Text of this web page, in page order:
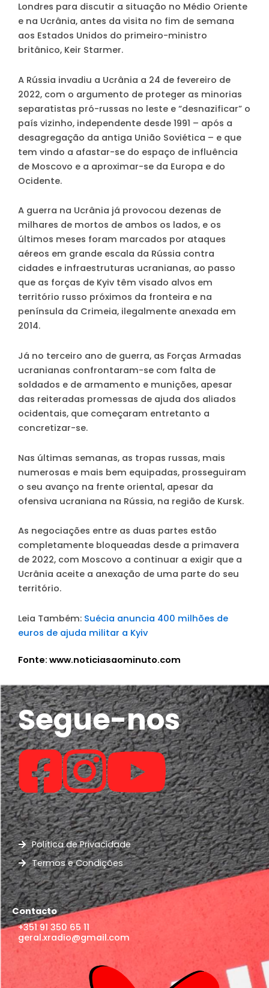
Londres para discutir a situação no Médio Oriente
e na Ucrânia, antes da visita no fim de semana
aos Estados Unidos do primeiro-ministro
britânico, Keir Starmer.
A Rússia invadiu a Ucrânia a 24 de fevereiro de
2022, com o argumento de proteger as minorias
separatistas pró-russas no leste e “desnazificar” o
país vizinho, independente desde 1991 – após a
desagregação da antiga União Soviética – e que
tem vindo a afastar-se do espaço de influência
de Moscovo e a aproximar-se da Europa e do
Ocidente.
A guerra na Ucrânia já provocou dezenas de
milhares de mortos de ambos os lados, e os
últimos meses foram marcados por ataques
aéreos em grande escala da Rússia contra
cidades e infraestruturas ucranianas, ao passo
que as forças de Kyiv têm visado alvos em
território russo próximos da fronteira e na
península da Crimeia, ilegalmente anexada em
2014.
Já no terceiro ano de guerra, as Forças Armadas
ucranianas confrontaram-se com falta de
soldados e de armamento e munições, apesar
das reiteradas promessas de ajuda dos aliados
ocidentais, que começaram entretanto a
concretizar-se.
Nas últimas semanas, as tropas russas, mais
numerosas e mais bem equipadas, prosseguiram
o seu avanço na frente oriental, apesar da
ofensiva ucraniana na Rússia, na região de Kursk.
As negociações entre as duas partes estão
completamente bloqueadas desde a primavera
de 2022, com Moscovo a continuar a exigir que a
Ucrânia aceite a anexação de uma parte do seu
território.
Leia Também: Suécia anuncia 400 milhões de
euros de ajuda militar a Kyiv
Fonte: www.noticiasaominuto.com
Segue-nos
Política de Privacidade
Termos e Condições
Contacto
+351 91 350 65 11
geral.xradio@gmail.com